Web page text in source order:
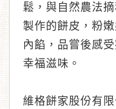
鬆，與自然農法
製作的餅皮，粉
內餡，品嘗後感
幸福滋味。
維格餅家股份有